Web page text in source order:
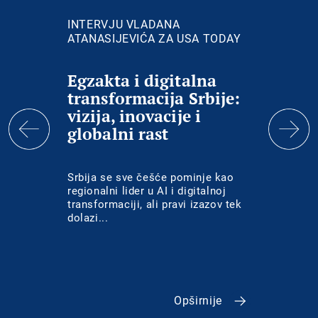
INTERVJU VLADANA
ATANASIJEVIĆA ZA USA TODAY
Egzakta i digitalna
transformacija Srbije:
vizija, inovacije i
globalni rast
Srbija se sve češće pominje kao
regionalni lider u AI i digitalnoj
transformaciji, ali pravi izazov tek
dolazi...
Opširnije